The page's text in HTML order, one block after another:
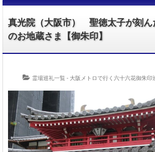
真光院（大阪市） 聖徳太子が刻ん
のお地蔵さま【御朱印】
霊場巡礼一覧 - 大阪メトロで行く六十六花御朱印